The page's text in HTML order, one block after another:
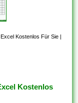
Kostenlos Für Sie |
Kostenlos